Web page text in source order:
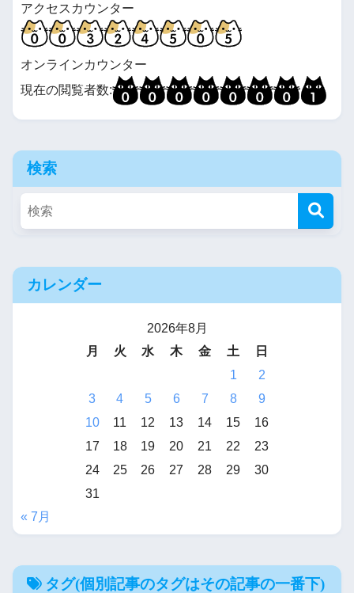
アクセスカウンター
オンラインカウンター
現在の閲覧者数:
検索
カレンダー
2026年8月
月
火 水 木 金 土
日
1
2
3
4 5 6 7 8
9
10
11 12 13 14 15
16
17
18 19 20 21 22
23
24
25 26 27 28 29
30
31
« 7月
タグ(個別記事のタグはその記事の一番下)